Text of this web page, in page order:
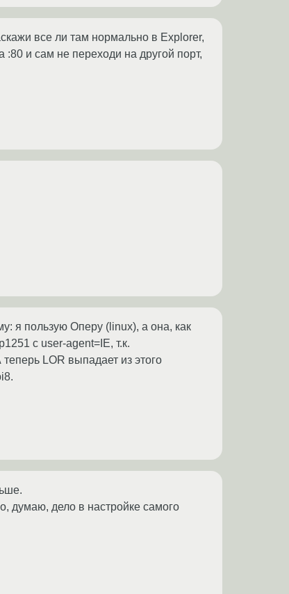
все ли там нормально в Explorer,
:80 и сам не переходи на другой порт,
я пользую Оперу (linux), а она, как
с user-agent=IE, т.к.
LOR выпадает из этого
думаю, дело в настройке самого